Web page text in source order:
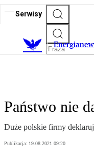
Serwisy
E
Państwo nie
Duże polskie firmy
Publikacja: 19.08.2021 09:20